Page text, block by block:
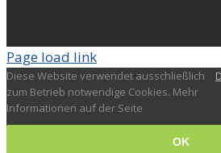
Page load link
Diese Website verwendet ausschließlich
zum Betrieb notwendige Cookies. Mehr
Informationen auf der Seite
OK